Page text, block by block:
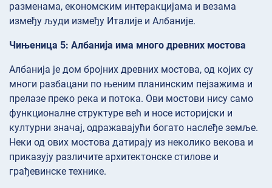
разменама, економским интеракцијама и везама
између људи између Италије и Албаније.
Чињеница 5: Албанија има много древних мостова
Албанија је дом бројних древних мостова, од којих су
многи разбацани по њеним планинским пејзажима и
прелазе преко река и потока. Ови мостови нису само
функционалне структуре већ и носе историјски и
културни значај, одражавајући богато наслеђе земље.
Неки од ових мостова датирају из неколико векова и
приказују различите архитектонске стилове и
грађевинске технике.